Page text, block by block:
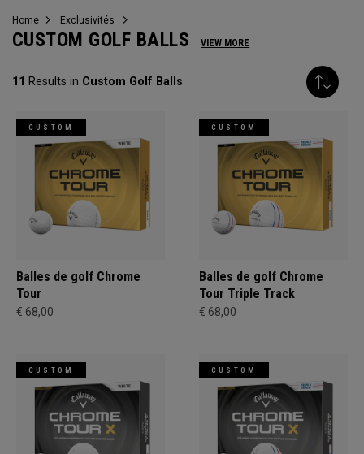
Home Exclusivités
CUSTOM GOLF BALLS VIEW MORE
11 Results in Custom Golf Balls
CUSTOM
Balles de golf Chrome
Tour
€ 68,00
CUSTOM
Balles de golf Chrome
Tour Triple Track
€ 68,00
CUSTOM CUSTOM